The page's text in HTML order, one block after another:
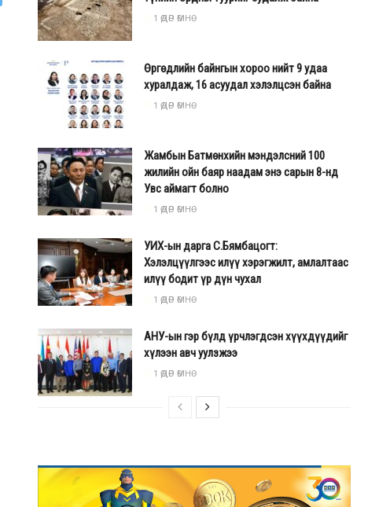
1 ӨДӨР ӨМНӨ
Өргөдлийн байнгын хороо нийт 9 удаа
хуралдаж, 16 асуудал хэлэлцсэн байна
1 ӨДӨР ӨМНӨ
Жамбын Батмөнхийн мэндэлсний 100
жилийн ойн баяр наадам энэ сарын 8-нд
Увс аймагт болно
1 ӨДӨР ӨМНӨ
УИХ-ын дарга С.Бямбацогт:
Хэлэлцүүлгээс илүү хэрэгжилт, амлалтаас
илүү бодит үр дүн чухал
1 ӨДӨР ӨМНӨ
АНУ-ын гэр бүлд үрчлэгдсэн хүүхдүүдийг
хүлээн авч уулзжээ
1 ӨДӨР ӨМНӨ